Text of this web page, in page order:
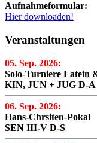
Aufnahmeformular:
Hier downloaden!
Veranstaltungen
05. Sep. 2026:
Solo-Turniere Latein
KIN, JUN + JUG D-A
06. Sep. 2026:
Hans-Chrsiten-Pokal
SEN III-V D-S